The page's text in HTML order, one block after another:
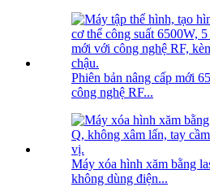
Phiên bản nâng cấp mới
công nghệ RF...
Máy xóa hình xăm bằng
không dùng điện...